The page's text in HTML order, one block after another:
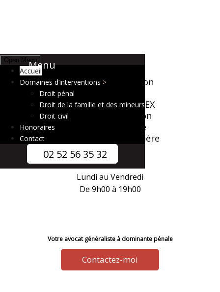
Open MenuMenu
Accueil
Domaines d’interventions
Droit pénal
Droit de la famille et des mineurs
Droit civil
Honoraires
Contact
02 52 56 35 32
Je suis au
4, Rue Henri Maulion
35801 DINARD CEDEX
Zone d'intervention
Côte d'émeraude
et sur la France entière
Horaires
Lundi au Vendredi
De 9h00 à 19h00
Votre avocat généraliste à dominante pénale
Contactez-moi